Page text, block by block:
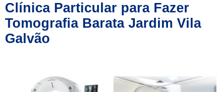
Clínica Particular para Fazer
Tomografia Barata Jardim Vila
Galvão